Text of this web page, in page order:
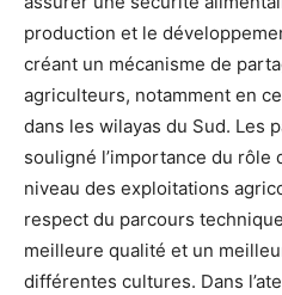
production et le
créant un mécanisme de
agriculteurs, notamment en
dans les wilayas du Sud. Les
souligné l’importance du rôle
niveau des exploitations
respect du parcours
meilleure qualité et un
différentes cultures. Dans